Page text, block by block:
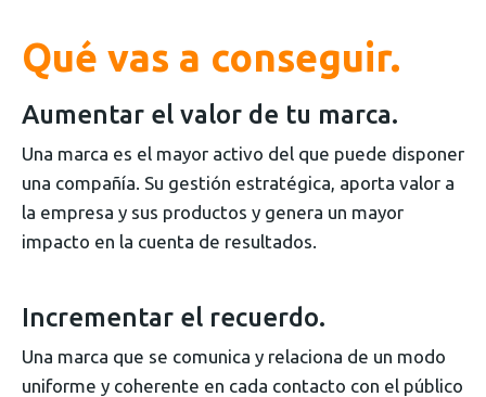
Qué vas a conseguir.
Aumentar el valor de tu marca.
Una marca es el mayor activo del que puede disponer
una compañía. Su gestión estratégica, aporta valor a
la empresa y sus productos y genera un mayor
impacto en la cuenta de resultados.
Incrementar el recuerdo.
Una marca que se comunica y relaciona de un modo
uniforme y coherente en cada contacto con el público